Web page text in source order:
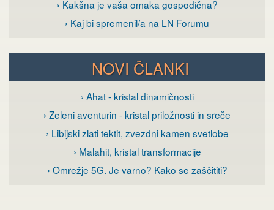
› Kakšna je vaša omaka gospodična?
› Kaj bi spremenil/a na LN Forumu
NOVI ČLANKI
› Ahat - kristal dinamičnosti
› Zeleni aventurin - kristal priložnosti in sreče
› Libijski zlati tektit, zvezdni kamen svetlobe
› Malahit, kristal transformacije
› Omrežje 5G. Je varno? Kako se zaščititi?